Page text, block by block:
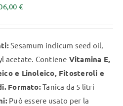
€.
€Il
è:
106,00 €.
Sesamum indicum seed oil,
acetate. Contiene Vitamina E,
e Linoleico, Fitosteroli e
Formato:Tanica da 5 litri
Può essere usato per la